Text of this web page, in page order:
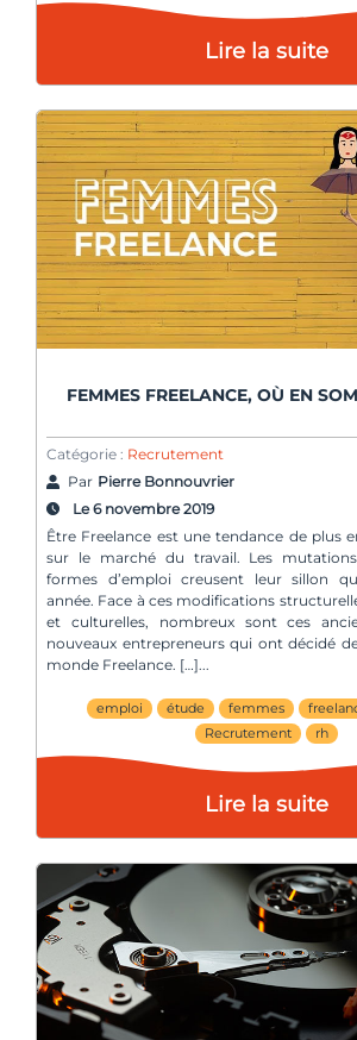
Lire la suite
FEMMES FREELANCE, OÙ EN
Catégorie : Recrutement
Par Pierre Bonnouvrier
Le 6 novembre 2019
Être Freelance est une tendance de plus
sur le marché du travail. Les
formes d’emploi creusent leur sillon
année. Face à ces modifications
et culturelles, nombreux sont ces
nouveaux entrepreneurs qui ont décidé
monde Freelance. […]
emploi étude femmes
Recrutement
rh
Lire la suite